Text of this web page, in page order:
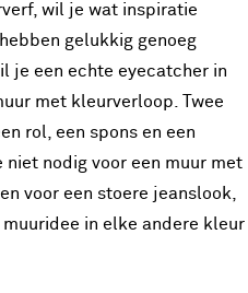
wil je wat inspiratie
gelukkig genoeg
je een echte eyecatcher in
met kleurverloop. Twee
rol, een spons en een
nodig voor een muur met
voor een stoere jeanslook,
in elke andere kleur